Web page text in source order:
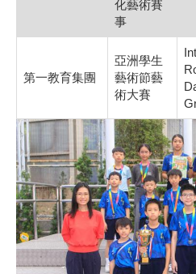
化藝術賽
事
第一教育集團
亞洲學生
藝術節藝
術大賽